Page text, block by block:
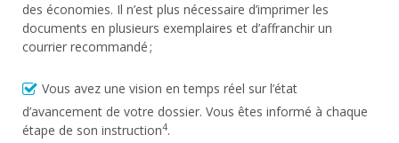
des économies. Il n’est plus nécessaire d’imprimer les
documents en plusieurs exemplaires et d’affranchir un
courrier recommandé ;
Vous avez une vision en temps réel sur l’état
d’avancement de votre dossier. Vous êtes informé à chaque
étape de son instruction4.